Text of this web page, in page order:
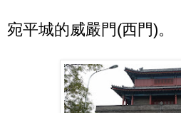
宛平城的威嚴門(西門)。